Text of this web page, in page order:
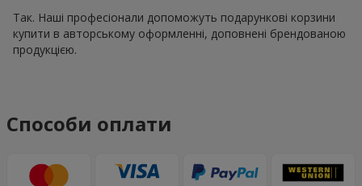
Так. Наші професіонали допоможуть подарункові корзини
купити в авторському оформленні, доповнені брендованою
продукцією.
Способи оплати